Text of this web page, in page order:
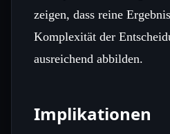
zeigen, dass reine
Komplexität der
ausreichend abbilden.
Implikationen